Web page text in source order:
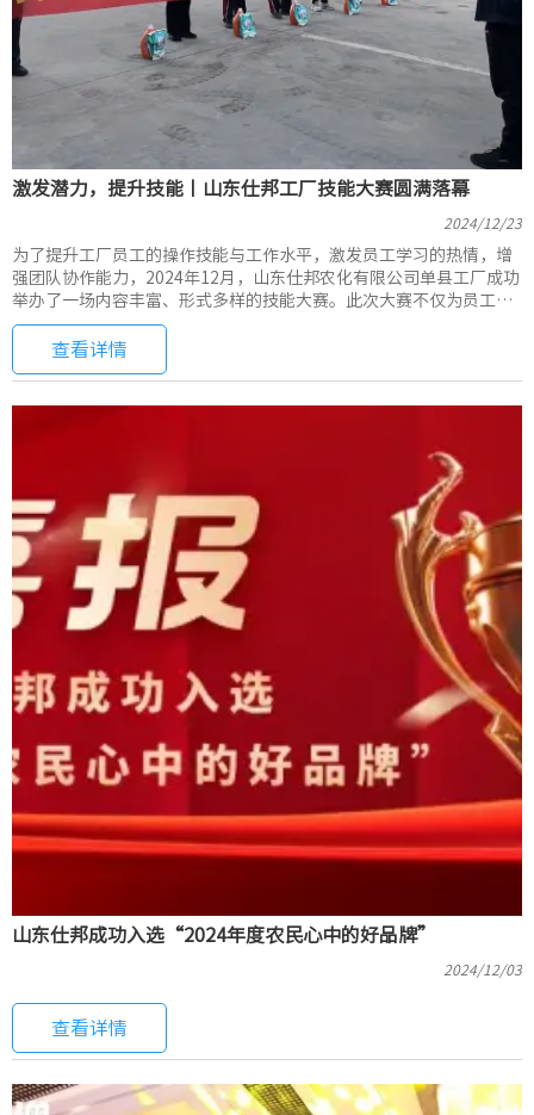
激发潜力，提升技能丨山东仕邦工厂技能大赛圆满落幕
2024/12/23
为了提升工厂员工的操作技能与工作水平，激发员工学习的热情，增
强团队协作能力，2024年12月，山东仕邦农化有限公司单县工厂成功
举办了一场内容丰富、形式多样的技能大赛。此次大赛不仅为员工提
供了展示自我、互相学习的平台，也进一步推动了工厂整体技术水平
的提升。查看详情
山东仕邦成功入选“2024年度农民心中的好品牌”
2024/12/03
查看详情